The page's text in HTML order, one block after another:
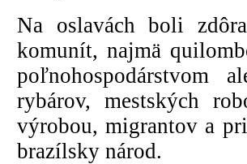
Na oslavách boli
komunít, najmä
poľnohospodárstvom
rybárov, mestských
výrobou, migrantov a
brazílsky národ.